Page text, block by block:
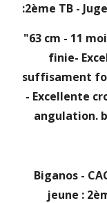
:2ème TB -
"63 cm - 11
finie-
suffisament
- Excellente
angulation.
Biganos -
jeune :